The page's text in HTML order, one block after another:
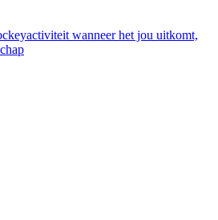
wanneer het jou uitkomt,